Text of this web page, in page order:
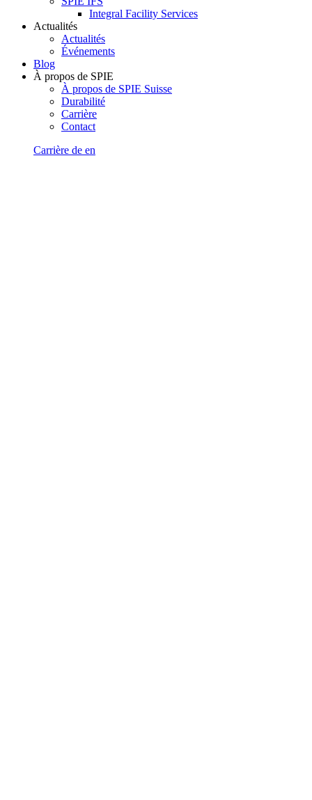
Integral Facility Services
Actualités
Actualités
Événements
Blog
À propos de SPIE
À propos de SPIE Suisse
Durabilité
Carrière
Contact
Carrière de en